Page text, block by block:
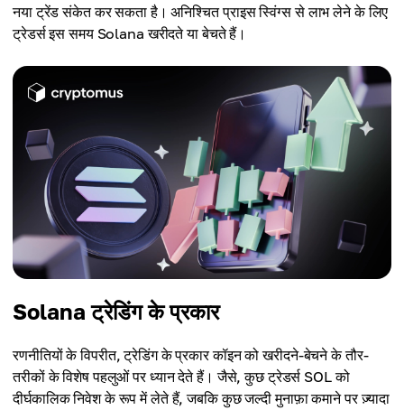
नया ट्रेंड संकेत कर सकता है। अनिश्चित प्राइस स्विंग्स से लाभ लेने के लिए
ट्रेडर्स इस समय Solana खरीदते या बेचते हैं।
Solana ट्रेडिंग के प्रकार
रणनीतियों के विपरीत, ट्रेडिंग के प्रकार कॉइन को खरीदने-बेचने के तौर-
तरीकों के विशेष पहलुओं पर ध्यान देते हैं। जैसे, कुछ ट्रेडर्स SOL को
दीर्घकालिक निवेश के रूप में लेते हैं, जबकि कुछ जल्दी मुनाफ़ा कमाने पर ज़्यादा